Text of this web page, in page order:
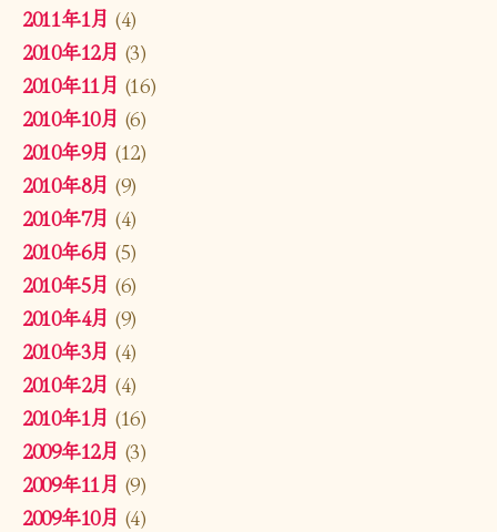
2011年1月 (4)
2010年12月 (3)
2010年11月 (16)
2010年10月 (6)
2010年9月 (12)
2010年8月 (9)
2010年7月 (4)
2010年6月 (5)
2010年5月 (6)
2010年4月 (9)
2010年3月 (4)
2010年2月 (4)
2010年1月 (16)
2009年12月 (3)
2009年11月 (9)
2009年10月 (4)